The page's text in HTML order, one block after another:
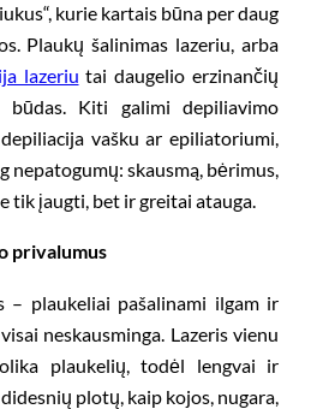
kurie kartais būna per daug
Plaukų šalinimas lazeriu, arba
lazeriu tai daugelio erzinančių
būdas. Kiti galimi depiliavimo
vašku ar epiliatoriumi,
nepatogumų: skausmą, bėrimus,
tik įaugti, bet ir greitai atauga.
privalumus
– plaukeliai pašalinami ilgam ir
neskausminga. Lazeris vienu
plaukelių, todėl lengvai ir
plotų, kaip kojos, nugara,